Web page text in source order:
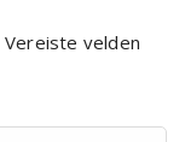
Vereiste velden